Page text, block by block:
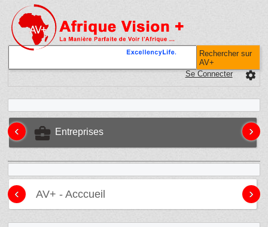
Rechercher sur
AV+
settings
Se Connecter
business_center Entreprises
‹ ›
AV+ - Acccueil
‹ ›